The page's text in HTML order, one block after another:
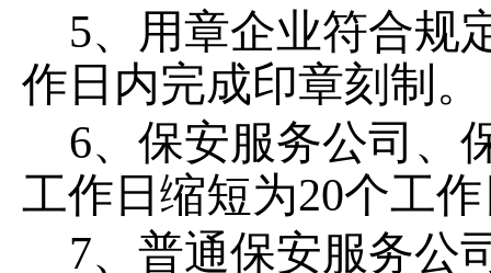
5、用章企业符合规
作日内完成印章刻制。
6、保安服务公司、
工作日缩短为20个工
7、普通保安服务公